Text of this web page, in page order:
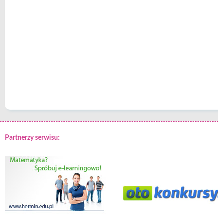
Partnerzy serwisu: